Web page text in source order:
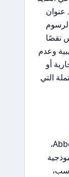
نقصًا
وعدم
أو
التي
بناءً على السلوك العام لـ Abbott Futures،